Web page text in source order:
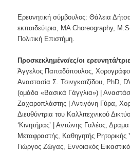
Ερευνητική σύμβουλος: Θάλεια
εκπαιδεύτρια, MA Choreography,
Πολιτική Επιστήμη.
Προσκεκλημένα/ες/οι ερευνητά/
Άγγελος Παπαδόπουλος,
Αναστασία Σ. Τσινγκοτζίδου, PhD,
(ομάδα «Βασικά Γάγγλια») |
Ζαχαροπλάστης | Αντιγόνη Γύρα,
Διευθύντρια του Καλλιτεχνικού
‘Κινητήρας’ | Αντώνης Γαλέος,
Μεταφραστής, Καθηγητής Ρητορικής
Γιώργος Ζώγας, Εννοιακός